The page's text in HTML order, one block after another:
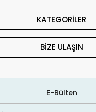
KATEGORİLER
BİZE ULAŞIN
E-Bülten